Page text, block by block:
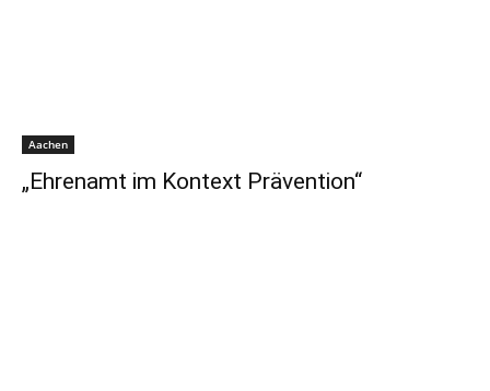
Aachen
„Ehrenamt im Kontext Prävention“